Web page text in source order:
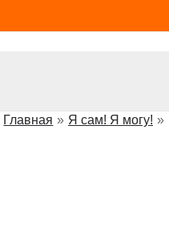
Главная
Я сам! Я могу!